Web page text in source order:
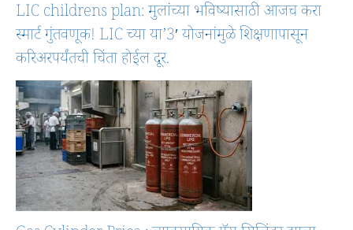
LIC childrens plan: मुलांच्या भविष्यासाठी आजच करा
स्मार्ट गुंतवणूक! LIC च्या या’3′ योजनांमुळे शिक्षणापासून
करिअरपर्यंतची चिंता होईल दूर.